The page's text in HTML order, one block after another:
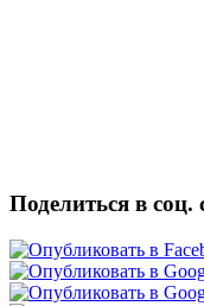
Поделиться в соц.